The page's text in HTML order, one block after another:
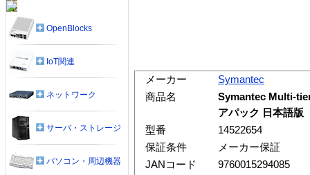
メーカー
Symantec
商品名
Symantec Multi-
アパック 日本語版
型番
14522654
保証条件
メーカー保証
JANコード
9760015294085
OpenBlocks
IoT関連
ネットワーク
サーバ・ストレージ
パソコン・周辺機器